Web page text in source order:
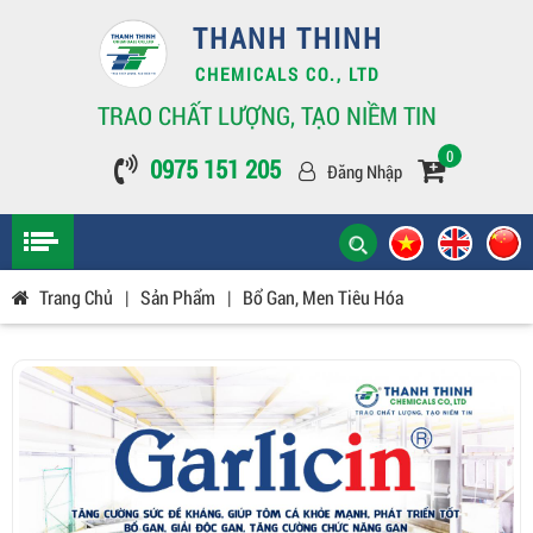
THANH THINH
CHEMICALS CO., LTD
TRAO CHẤT LƯỢNG, TẠO NIỀM TIN
0975 151 205
Đăng Nhập
0
Trang Chủ | Sản Phẩm | Bổ Gan, Men Tiêu Hóa